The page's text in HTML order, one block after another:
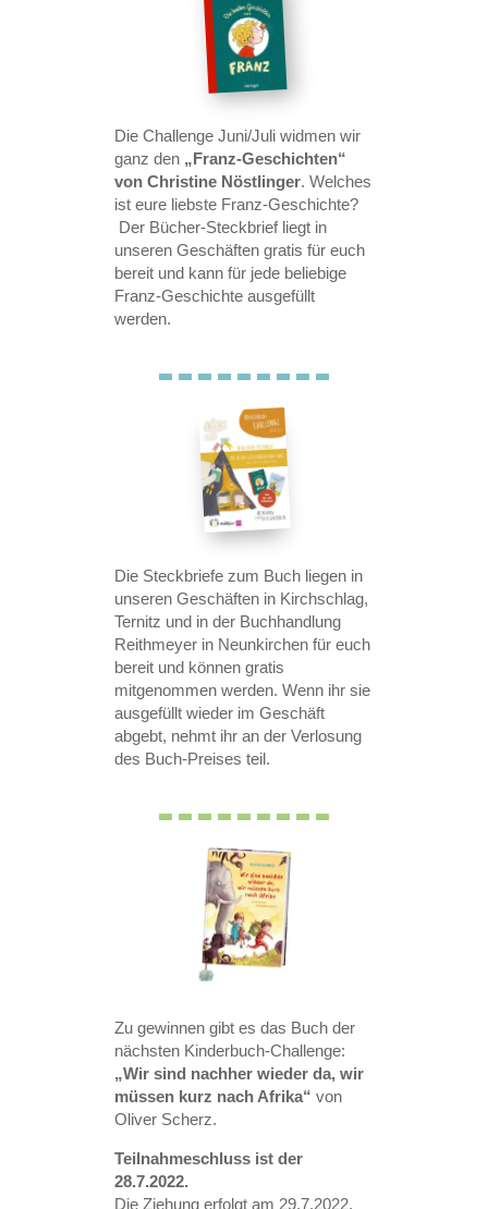
Die Challenge Juni/Juli widmen wir
ganz den „Franz-Geschichten“
von Christine Nöstlinger. Welches
ist eure liebste Franz-Geschichte?
Der Bücher-Steckbrief liegt in
unseren Geschäften gratis für euch
bereit und kann für jede beliebige
Franz-Geschichte ausgefüllt
werden.
Die Steckbriefe zum Buch liegen in
unseren Geschäften in Kirchschlag,
Ternitz und in der Buchhandlung
Reithmeyer in Neunkirchen für euch
bereit und können gratis
mitgenommen werden. Wenn ihr sie
ausgefüllt wieder im Geschäft
abgebt, nehmt ihr an der Verlosung
des Buch-Preises teil.
Zu gewinnen gibt es das Buch der
nächsten Kinderbuch-Challenge:
„Wir sind nachher wieder da, wir
müssen kurz nach Afrika“ von
Oliver Scherz.
Teilnahmeschluss ist der
28.7.2022.
Die Ziehung erfolgt am 29.7.2022.